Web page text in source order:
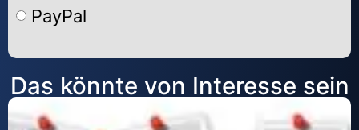
PayPal
Alternative:
Das könnte von Interesse sein